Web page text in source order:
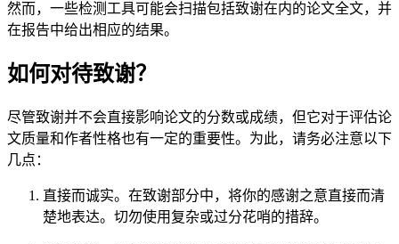
然而，一些检测工具可能会扫描包括致谢在内的论文全文，并
在报告中给出相应的结果。
如何对待致谢？
尽管致谢并不会直接影响论文的分数或成绩，但它对于评估论
文质量和作者性格也有一定的重要性。为此，请务必注意以下
几点：
直接而诚实。在致谢部分中，将你的感谢之意直接而清
楚地表达。切勿使用复杂或过分花哨的措辞。